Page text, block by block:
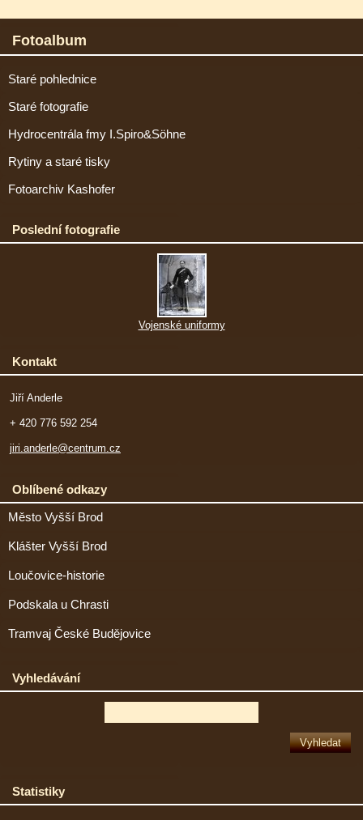
Fotoalbum
Staré pohlednice
Staré fotografie
Hydrocentrála fmy I.Spiro&Söhne
Rytiny a staré tisky
Fotoarchiv Kashofer
Poslední fotografie
Vojenské uniformy
Kontakt
Jiří Anderle
+ 420 776 592 254
jiri.anderle@centrum.cz
Oblíbené odkazy
Město Vyšší Brod
Klášter Vyšší Brod
Loučovice-historie
Podskala u Chrasti
Tramvaj České Budějovice
Vyhledávání
Statistiky